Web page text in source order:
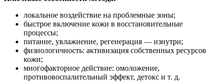
локальное воздействие на проблемные зоны;
быстрое включение кожи в восстановительные
процессы;
питание, увлажнение, регенерация — изнутри;
физиологичность: активизация собственных ресурсов
кожи;
многофакторное действие: омоложение,
противовоспалительный эффект, детокс и т. д.